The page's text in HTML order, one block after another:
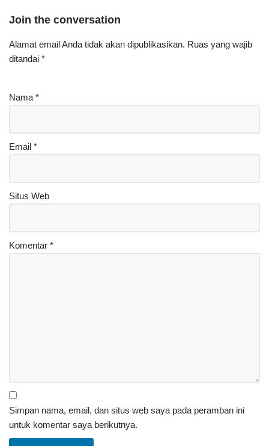
Join the conversation
Alamat email Anda tidak akan dipublikasikan. Ruas yang wajib
ditandai *
Nama *
Email *
Situs Web
Komentar *
Simpan nama, email, dan situs web saya pada peramban ini
untuk komentar saya berikutnya.